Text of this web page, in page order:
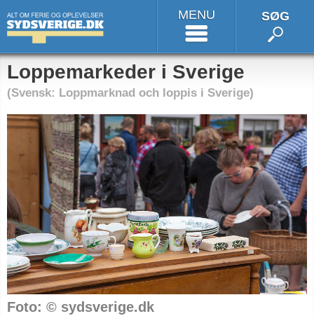
MENU SØG
Loppemarkeder i Sverige
(Svensk: Loppmarknad och loppis i Sverige)
Foto: © sydsverige.dk